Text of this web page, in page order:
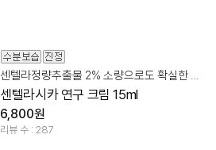
센텔라정량추출물 2% 소량으로도 확실한 스팟 집중 케어
센텔라시카 연구 크림 15ml
6,800원
리뷰 수 : 287